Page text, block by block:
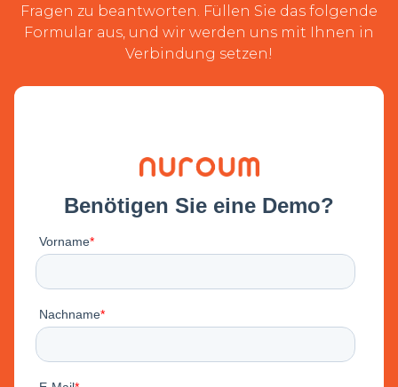
Fragen zu beantworten. Füllen Sie das folgende
Formular aus, und wir werden uns mit Ihnen in
Verbindung setzen!